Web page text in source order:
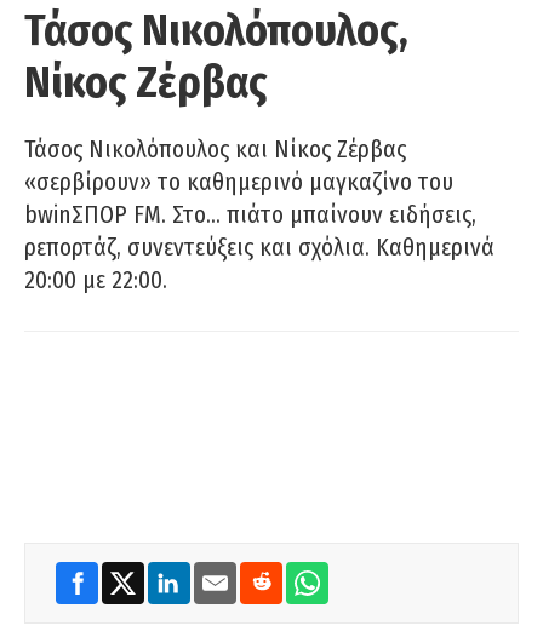
Τάσος Νικολόπουλος,
Νίκος Ζέρβας
Τάσος Νικολόπουλος και Νίκος Ζέρβας
«σερβίρουν» το καθημερινό μαγκαζίνο του
bwinΣΠΟΡ FM. Στο… πιάτο μπαίνουν ειδήσεις,
ρεπορτάζ, συνεντεύξεις και σχόλια. Καθημερινά
20:00 με 22:00.